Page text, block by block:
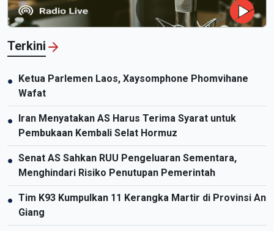
Terkini
●
Ketua Parlemen Laos, Xaysomphone Phomvihane
Wafat
●
Iran Menyatakan AS Harus Terima Syarat untuk
Pembukaan Kembali Selat Hormuz
● Senat AS Sahkan RUU Pengeluaran Sementara,
Menghindari Risiko Penutupan Pemerintah
● Tim K93 Kumpulkan 11 Kerangka Martir di Provinsi An
Giang